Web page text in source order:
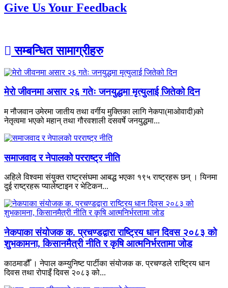
Give Us Your Feedback
सम्बन्धित सामाग्रीहरु
मेरो जीवनमा असार २६ गतेः जनयुद्धमा मृत्युलाई जितेको दिन
म नौजवान उमेरमा जातीय तथा वर्गीय मुक्तिका लागि नेकपा(माओवादी)को
नेतृत्वमा भएको महान् तथा गौरवशाली दसवर्षे जनयुद्धमा...
समाजवाद र नेपालको परराष्ट्र नीति
अहिले विश्वमा संयुक्त राष्ट्रसंघमा आबद्ध भएका १९५ राष्ट्रहरू छन् । यिनमा
दुई राष्ट्रहरू प्यालेष्टाइन र भेटिकन...
नेकपाका संयोजक क. प्रचण्डद्वारा राष्ट्रिय धान दिवस २०८३ को
शुभकामना, किसानमैत्री नीति र कृषि आत्मनिर्भरतामा जोड
काठमाडौँ । नेपाल कम्युनिष्ट पार्टीका संयोजक क. प्रचण्डले राष्ट्रिय धान
दिवस तथा रोपाइँ दिवस २०८३ को...